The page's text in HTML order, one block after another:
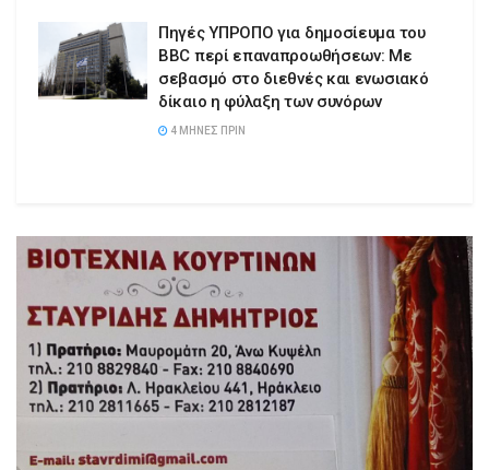
Πηγές ΥΠΡΟΠΟ για δημοσίευμα του
BBC περί επαναπροωθήσεων: Με
σεβασμό στο διεθνές και ενωσιακό
δίκαιο η φύλαξη των συνόρων
4 ΜΉΝΕΣ ΠΡΙΝ